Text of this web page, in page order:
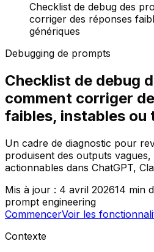
Checklist de debug des
corriger des réponses
génériques
Debugging de prompts
Checklist de debug
comment corriger
faibles, instables ou
Un cadre de diagnostic pour
produisent des outputs
actionnables dans ChatGPT,
Mis à jour : 4 avril 202614 min
prompt engineering
CommencerVoir les
Contexte